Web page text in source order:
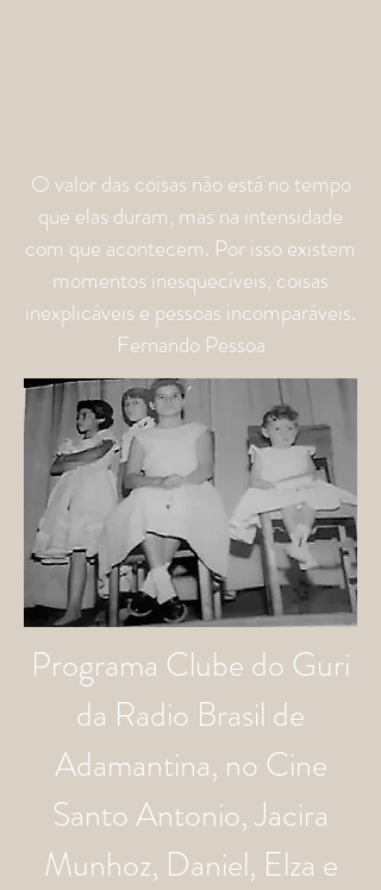
O valor das coisas não está no tempo
que elas duram, mas na intensidade
com que acontecem. Por isso existem
momentos inesquecíveis, coisas
inexplicáveis e pessoas incomparáveis.
Fernando Pessoa
Programa Clube do Guri
da Radio Brasil de
Adamantina, no Cine
Santo Antonio, Jacira
Munhoz, Daniel, Elza e